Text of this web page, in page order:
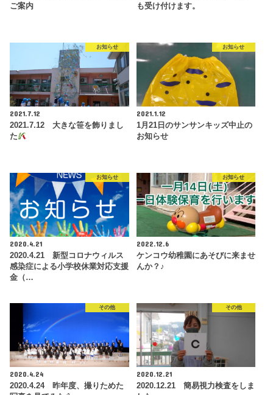
ご案内
も受け付けます。
お知らせ
2021.7.12
2021.7.12 大きな笹を飾りまし
た
お知らせ
2021.1.12
1月21日のサンサンキッズ中止の
お知らせ
お知らせ
2020.4.21
2020.4.21 新型コロナウィルス
感染症による小学校休業対応支援
金（…
お知らせ
2022.12.6
ケンコウ幼稚園にあそびに来ませ
んか？♪
その他
2020.4.24
2020.4.24 昨年度、撮りためた
その他
2020.12.21
2020.12.21 簡易視力検査をしま